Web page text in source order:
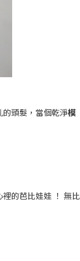
頭髮，當個乾淨模
的芭比娃娃 ！ 無比